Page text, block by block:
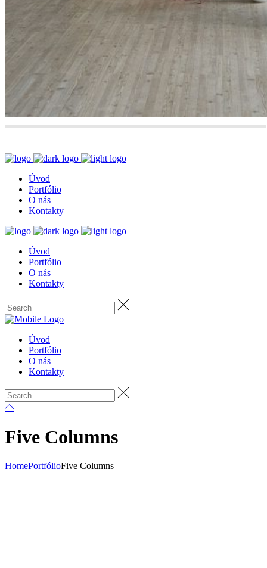
Úvod
Portfólio
O nás
Kontakty
Úvod
Portfólio
O nás
Kontakty
Úvod
Portfólio
O nás
Kontakty
Five Columns
HomePortfólioFive Columns